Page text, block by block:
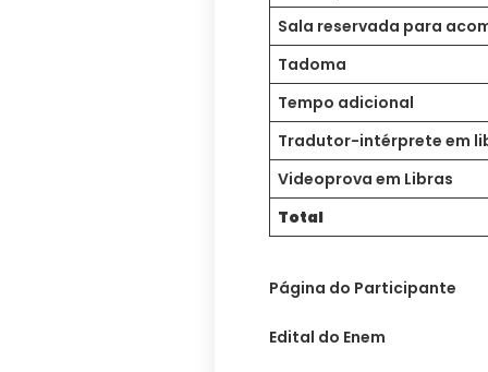
Sala reservada para
Tadoma
Tempo adicional
Tradutor-intérprete em
Videoprova em Libras
Total
Página do Participante
Edital do Enem